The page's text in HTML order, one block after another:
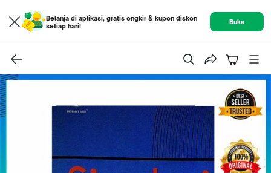
Belanja di aplikasi, gratis ongkir & kupon diskon
setiap hari!
Buka